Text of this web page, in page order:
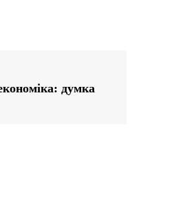
думка